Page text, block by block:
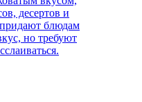
десертов и
блюдам
но требуют